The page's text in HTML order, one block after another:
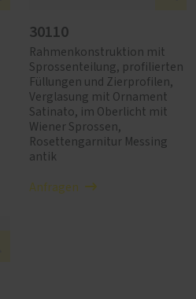
30110
Rahmenkonstruktion mit
Sprossenteilung, profilierten
Füllungen und Zierprofilen,
Verglasung mit Ornament
Satinato, im Oberlicht mit
Wiener Sprossen,
Rosettengarnitur Messing
antik
Anfragen